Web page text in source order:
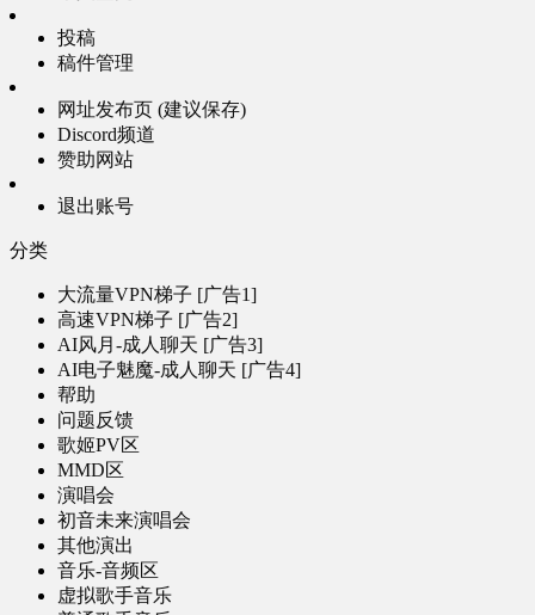
投稿
稿件管理
网址发布页 (建议保存)
Discord频道
赞助网站
退出账号
分类
大流量VPN梯子 [广告1]
高速VPN梯子 [广告2]
AI风月-成人聊天 [广告3]
AI电子魅魔-成人聊天 [广告4]
帮助
问题反馈
歌姬PV区
MMD区
演唱会
初音未来演唱会
其他演出
音乐-音频区
虚拟歌手音乐